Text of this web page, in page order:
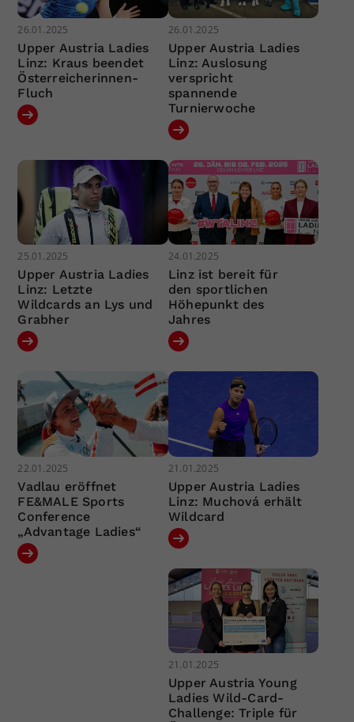
26.01.2025
Upper Austria Ladies
Linz: Kraus beendet
Österreicherinnen-
Fluch
26.01.2025
Upper Austria Ladies
Linz: Auslosung
verspricht
spannende
Turnierwoche
25.01.2025
Upper Austria Ladies
Linz: Letzte
Wildcards an Lys und
Grabher
24.01.2025
Linz ist bereit für
den sportlichen
Höhepunkt des
Jahres
22.01.2025
Vadlau eröffnet
FE&MALE Sports
Conference
„Advantage Ladies“
21.01.2025
Upper Austria Ladies
Linz: Muchová erhält
Wildcard
21.01.2025
Upper Austria Young
Ladies Wild-Card-
Challenge: Triple für